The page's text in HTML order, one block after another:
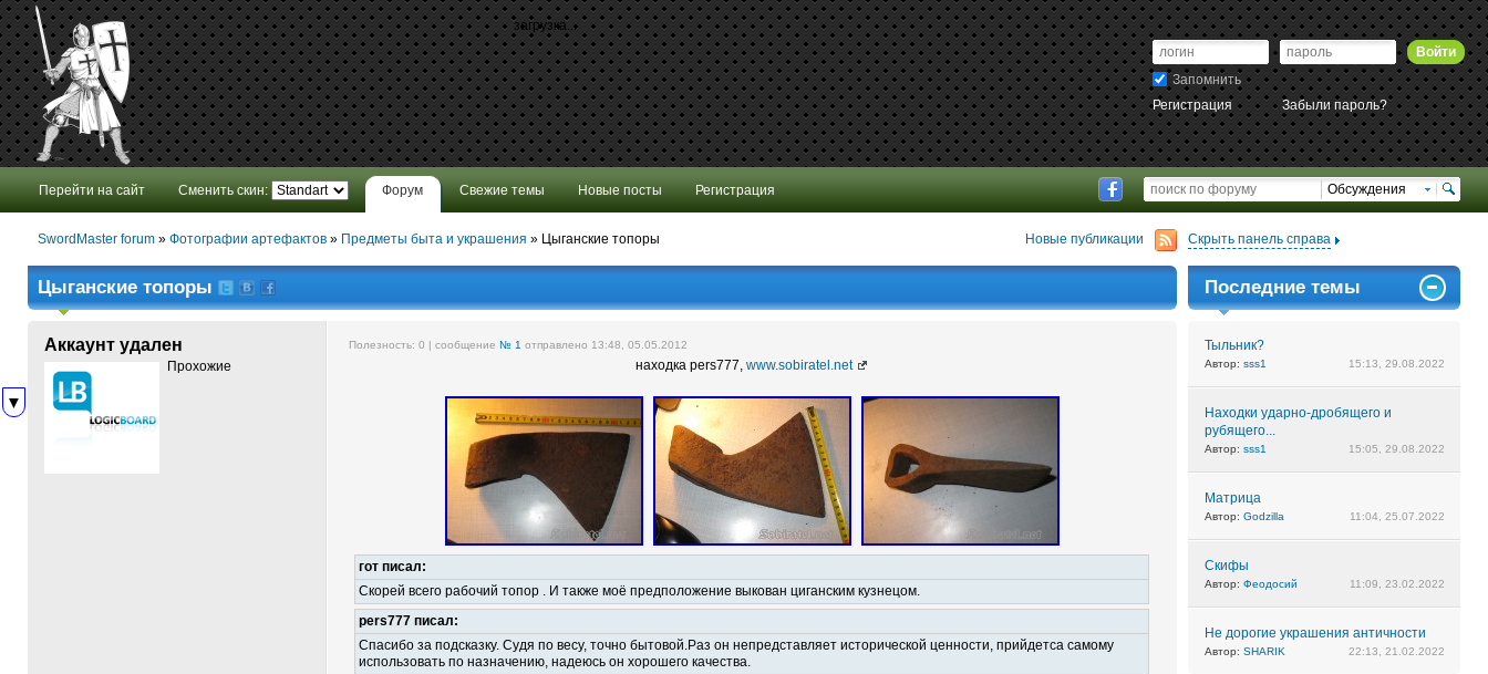
загрузка...
Перейти на сайт Сменить скин: Форум Свежие темы Новые посты Регистрация
Войти
Запомнить
Регистрация
Забыли пароль?
Обсуждения
SwordMaster forum » Фотографии артефактов » Предметы быта и украшения » Цыганские топоры Новые публикации Скрыть панель справа
Цыганские топоры
Аккаунт удален
Прохожие
Полезность: 0 | сообщение № 1 отправлено 13:48, 05.05.2012
находка pers777, www.sobiratel.net
гот писал:
Скорей всего рабочий топор . И также моё предположение выкован циганским кузнецом.
pers777 писал:
Спасибо за подсказку. Судя по весу, точно бытовой.Раз он непредставляет исторической ценности, прийдетса самому
использовать по назначению, надеюсь он хорошего качества.
Последние темы
Тыльник?
Автор: sss1 15:13, 29.08.2022
Находки ударно-дробящего и
рубящего...
Автор: sss1 15:05, 29.08.2022
Матрица
Автор: Godzilla 11:04, 25.07.2022
Скифы
Автор: Феодосий 11:09, 23.02.2022
Не дорогие украшения античности
Автор: SHARIK 22:13, 21.02.2022
▼